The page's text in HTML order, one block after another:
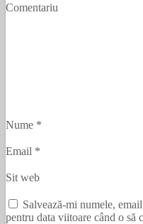
Comentariu
Nume *
Email *
Sit web
Salvează-mi numele,
pentru data viitoare când o să